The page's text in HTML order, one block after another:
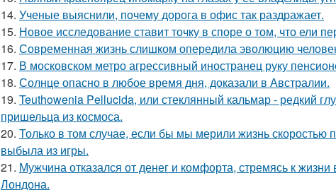
14. Ученые выяснили, почему дорога в офис так раздражает.
15. Новое исследование ставит точку в споре о том, что ели
16. Современная жизнь слишком опередила эволюцию
17. В московском метро агрессивный иностранец руку
18. Солнце опасно в любое время дня, доказали в Австралии.
19. Teuthowenia Pellucida, или стеклянный кальмар - редкий
пришельца из космоса.
20. Только в том случае, если бы мы мерили жизнь скоростью
выбыла из игры.
21. Мужчина отказался от денег и комфорта, стремясь к
Лондона.